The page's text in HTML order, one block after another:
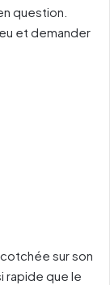
question.
et demander
sur son
rapide que le